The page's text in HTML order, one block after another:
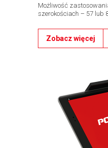
Możliwość
szerokościach – 57 lub
Zobacz więcej